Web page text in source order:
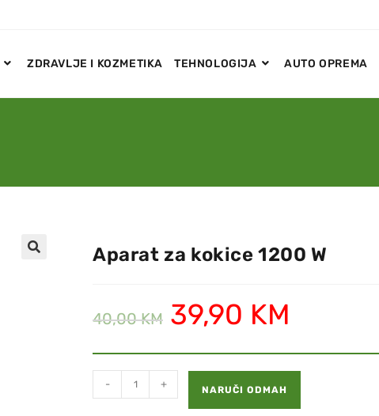
ZDRAVLJE I KOZMETIKA TEHNOLOGIJA AUTO OPREMA
Aparat za kokice 1200 W
40,00KM 39,90 KM
- + NARUČI ODMAH